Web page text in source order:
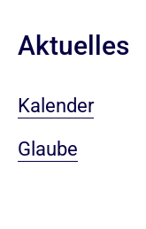
Aktuelles
Kalender
Glaube